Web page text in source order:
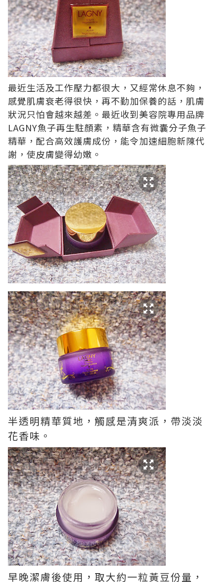
最近生活及工作壓力都很大，又經常休息不夠，
感覺肌膚衰老得很快，再不勤加保養的話，肌膚
狀況只怕會越來越差。最近收到美容院專用品牌
LAGNY魚子再生駐顏素，精華含有微囊分子魚子
精華，配合高效護膚成份，能令加速細胞新陳代
謝，使皮膚變得幼嫩。
半透明精華質地，觸感是清爽派，帶淡淡
花香味。
早晚潔膚後使用，取大約一粒黃豆份量，